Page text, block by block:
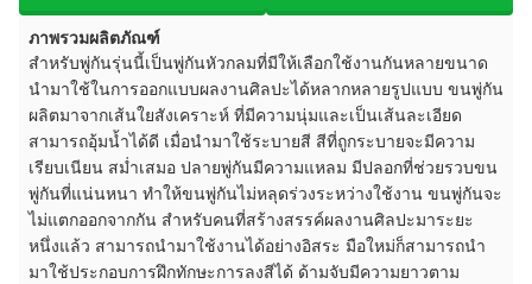
ภาพรวมผลิตภัณฑ์
สำหรับพู่กันรุ่นนี้เป็นพู่กันหัวกลมที่มีให้เลือกใช้งานกันหลายขนาด
นำมาใช้ในการออกแบบผลงานศิลปะได้หลากหลายรูปแบบ ขนพู่กัน
ผลิตมาจากเส้นใยสังเคราะห์ ที่มีความนุ่มและเป็นเส้นละเอียด
สามารถอุ้มน้ำได้ดี เมื่อนำมาใช้ระบายสี สีที่ถูกระบายจะมีความ
เรียบเนียน สม่ำเสมอ ปลายพู่กันมีความแหลม มีปลอกที่ช่วยรวบขน
พู่กันที่แน่นหนา ทำให้ขนพู่กันไม่หลุดร่วงระหว่างใช้งาน ขนพู่กันจะ
ไม่แตกออกจากกัน สำหรับคนที่สร้างสรรค์ผลงานศิลปะมาระยะ
หนึ่งแล้ว สามารถนำมาใช้งานได้อย่างอิสระ มือใหม่ก็สามารถนำ
มาใช้ประกอบการฝึกทักษะการลงสีได้ ด้ามจับมีความยาวตาม